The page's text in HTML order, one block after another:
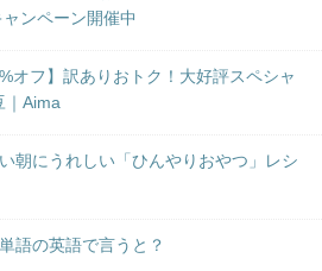
ンペーン開催中
オフ】訳ありおトク！大好評スペシャ
｜Aima
朝にうれしい「ひんやりおやつ」レシ
語の英語で言うと？